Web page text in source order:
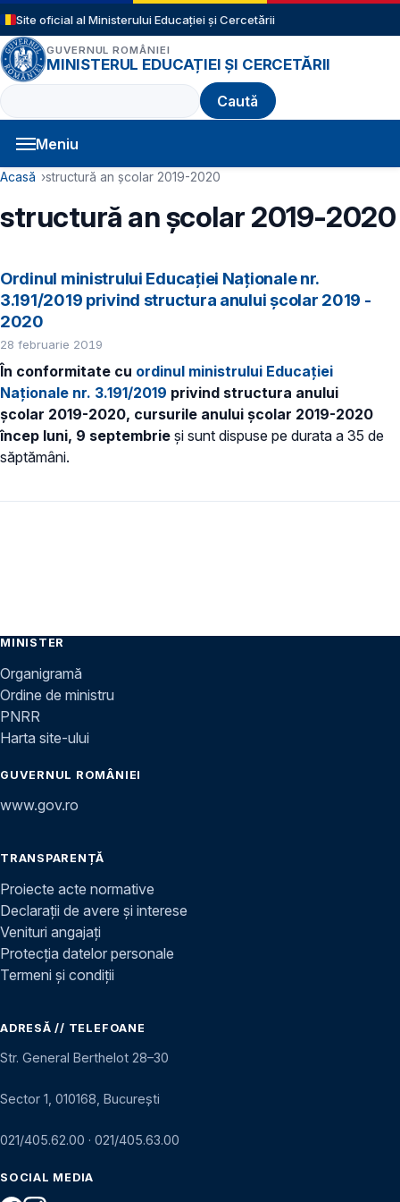
Sari la conținutul principal
Site oficial al Ministerului Educației și Cercetării
GUVERNUL ROMÂNIEI
MINISTERUL EDUCAȚIEI ȘI CERCETĂRII
Caută
Meniu
Navigație principală
Cale de navigare
Acasă structură an școlar 2019-2020
structură an școlar 2019-2020
Ordinul ministrului Educației Naționale nr.
3.191/2019 privind structura anului şcolar 2019 -
2020
28 februarie 2019
În conformitate cu ordinul ministrului Educației
Naționale nr. 3.191/2019 privind structura anului
şcolar 2019-2020, cursurile anului şcolar 2019-2020
încep luni, 9 septembrie și sunt dispuse pe durata a 35 de
săptămâni.
MINISTER
Organigramă
Ordine de ministru
PNRR
Harta site-ului
GUVERNUL ROMÂNIEI
www.gov.ro
TRANSPARENȚĂ
Proiecte acte normative
Declarații de avere și interese
Venituri angajați
Protecția datelor personale
Termeni și condiții
ADRESĂ // TELEFOANE
Str. General Berthelot 28–30
Sector 1, 010168, București
021/405.62.00 · 021/405.63.00
SOCIAL MEDIA